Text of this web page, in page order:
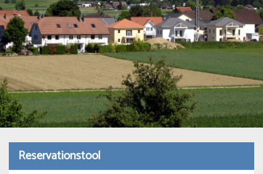
Reservationstool